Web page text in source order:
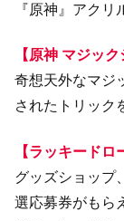
『原神』アク
【原神 マジッ
奇想天外なマジ
されたトリック
【ラッキードロ
グッズショップ
選応募券がもら